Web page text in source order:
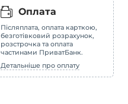
Оплата
Післяплата, оплата карткою,
безготівковий розрахунок,
розстрочка та оплата
частинами ПриватБанк.
Детальніше про оплату